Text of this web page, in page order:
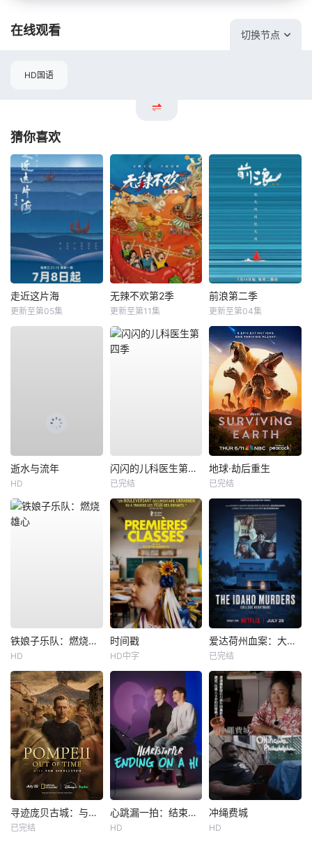
在线观看 切换节点
HD国语
猜你喜欢
走近这片海
更新至第05集
无辣不欢第2季
更新至第11集
前浪第二季
更新至第04集
逝水与流年
HD
闪闪的儿科医生第四季
已完结
地球·劫后重生
已完结
铁娘子乐队：燃烧雄心
HD
时间戳
HD中字
爱达荷州血案：大学梦魇
已完结
寻迹庞贝古城：与汤姆·希德勒斯顿同行
已完结
心跳漏一拍：结束在一声嗨
HD
冲绳费城
HD